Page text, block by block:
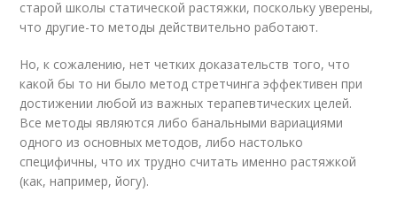
старой школы статической растяжки, поскольку уверены,
что другие-то методы действительно работают.
Но, к сожалению, нет четких доказательств того, что
какой бы то ни было метод стретчинга эффективен при
достижении любой из важных терапевтических целей.
Все методы являются либо банальными вариациями
одного из основных методов, либо настолько
специфичны, что их трудно считать именно растяжкой
(как, например, йогу).